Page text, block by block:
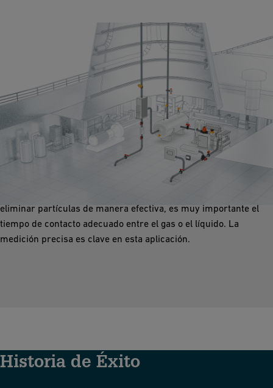
Lavador de Gases
Los lavadores de gases correctamente diseñados son muy
efectivos en la eliminación de partículas, polvo, aerosoles y
eliminar partículas de manera efectiva, es muy importante el
tiempo de contacto adecuado entre el gas o el líquido. La
medición precisa es clave en esta aplicación.
Historia de Éxito